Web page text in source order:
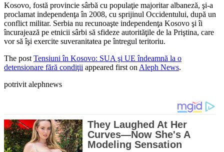
Kosovo, fostă provincie sârbă cu populaţie majoritar albaneză, şi-a
proclamat independenţa în 2008, cu sprijinul Occidentului, după un
conflict militar. Serbia nu recunoaşte independenţa Kosovo şi îi
încurajează pe etnicii sârbi să sfideze autorităţile de la Priştina, care
vor să îşi exercite suveranitatea pe întregul teritoriu.
The post Tensiuni în Kosovo: SUA şi UE îndeamnă la o
detensionare fără condiţii appeared first on Aleph News.
potrivit alephnews